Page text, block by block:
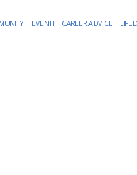
EVENTI CAREER ADVICE